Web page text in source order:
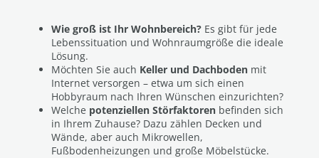
Wie groß ist Ihr Wohnbereich? Es gibt für jede
Lebenssituation und Wohnraumgröße die ideale
Lösung.
Möchten Sie auch Keller und Dachboden mit
Internet versorgen – etwa um sich einen
Hobbyraum nach Ihren Wünschen einzurichten?
Welche potenziellen Störfaktoren befinden sich
in Ihrem Zuhause? Dazu zählen Decken und
Wände, aber auch Mikrowellen,
Fußbodenheizungen und große Möbelstücke.